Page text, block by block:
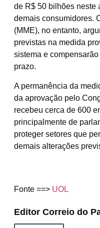
de R$ 50 bilhões neste
demais consumidores.
(MME), no entanto,
previstas na medida
sistema e
prazo.
A permanência da
da aprovação pelo
recebeu cerca de 600
principalmente de
proteger setores que
demais alterações
Fonte ==> UOL
Editor Correio do